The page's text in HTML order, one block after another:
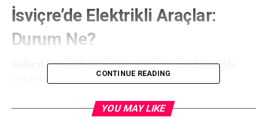
İsviçre’de Elektrikli Araçlar:
Durum Ne?
Federal İstatistik Ofisi’nin verilerine göre, İsviçre’de
elektrikli araç pazarı büyüme hızını kaybetmekte.
araçlar oluştururken, bu oran 2022’de %18’e yükseldi.
CONTINUE READING
YOU MAY LIKE